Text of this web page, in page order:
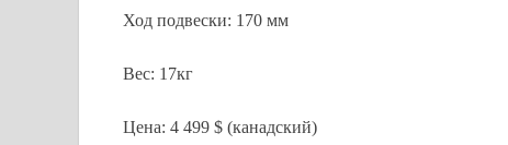
Ход подвески: 170 мм
Вес: 17кг
Цена: 4 499 $ (канадский)